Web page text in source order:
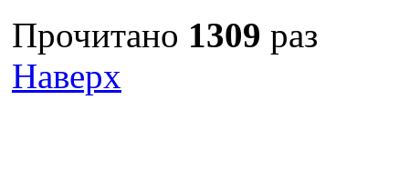
Прочитано 1309 раз
Наверх